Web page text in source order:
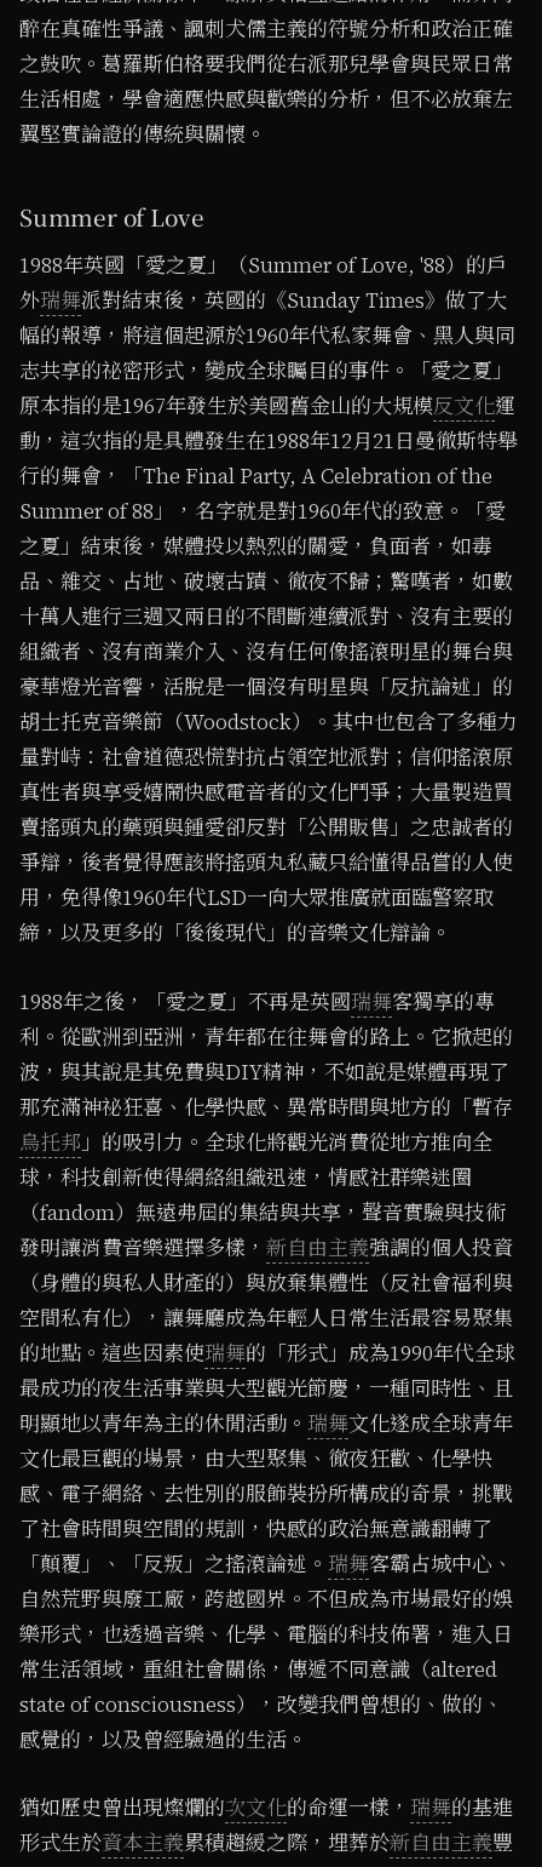
醉在真確性爭議、諷刺犬儒主義的符號分析和政治正確
之鼓吹。葛羅斯伯格要我們從右派那兒學會與民眾日常
生活相處，學會適應快感與歡樂的分析，但不必放棄左
翼堅實論證的傳統與關懷。
Summer of Love
1988年英國「愛之夏」（Summer of Love, '88）的戶
外瑞舞派對結束後，英國的《Sunday Times》做了大
幅的報導，將這個起源於1960年代私家舞會、黑人與同
志共享的祕密形式，變成全球矚目的事件。「愛之夏」
原本指的是1967年發生於美國舊金山的大規模反文化運
動，這次指的是具體發生在1988年12月21日曼徹斯特舉
行的舞會，「The Final Party, A Celebration of the
Summer of 88」，名字就是對1960年代的致意。「愛
之夏」結束後，媒體投以熱烈的關愛，負面者，如毒
品、雜交、占地、破壞古蹟、徹夜不歸；驚嘆者，如數
十萬人進行三週又兩日的不間斷連續派對、沒有主要的
組織者、沒有商業介入、沒有任何像搖滾明星的舞台與
豪華燈光音響，活脫是一個沒有明星與「反抗論述」的
胡士托克音樂節（Woodstock）。其中也包含了多種力
量對峙：社會道德恐慌對抗占領空地派對；信仰搖滾原
真性者與享受嬉鬧快感電音者的文化鬥爭；大量製造買
賣搖頭丸的藥頭與鍾愛卻反對「公開販售」之忠誠者的
爭辯，後者覺得應該將搖頭丸私藏只給懂得品嘗的人使
用，免得像1960年代LSD一向大眾推廣就面臨警察取
締，以及更多的「後後現代」的音樂文化辯論。
1988年之後，「愛之夏」不再是英國瑞舞客獨享的專
利。從歐洲到亞洲，青年都在往舞會的路上。它掀起的
波，與其說是其免費與DIY精神，不如說是媒體再現了
那充滿神祕狂喜、化學快感、異常時間與地方的「暫存
烏托邦 」的吸引力。全球化將觀光消費從地方推向全
球，科技創新使得網絡組織迅速，情感社群樂迷圈
（fandom）無遠弗屆的集結與共享，聲音實驗與技術
發明讓消費音樂選擇多樣， 新自由主義強調的個人投資
（身體的與私人財產的）與放棄集體性（反社會福利與
空間私有化），讓舞廳成為年輕人日常生活最容易聚集
的地點。這些因素使瑞舞的「形式」成為1990年代全球
最成功的夜生活事業與大型觀光節慶，一種同時性、且
明顯地以青年為主的休閒活動。 瑞舞文化遂成全球青年
文化最巨觀的場景，由大型聚集、徹夜狂歡、化學快
感、電子網絡、去性別的服飾裝扮所構成的奇景，挑戰
了社會時間與空間的規訓，快感的政治無意識翻轉了
「顛覆」、「反叛」之搖滾論述。 瑞舞客霸占城中心、
自然荒野與廢工廠，跨越國界。不但成為市場最好的娛
樂形式，也透過音樂、化學、電腦的科技佈署，進入日
常生活領域，重組社會關係，傳遞不同意識（altered
state of consciousness），改變我們曾想的、做的、
感覺的，以及曾經驗過的生活。
猶如歷史曾出現燦爛的次文化的命運一樣， 瑞舞的基進
形式生於資本主義累積趨緩之際，埋葬於新自由主義豐